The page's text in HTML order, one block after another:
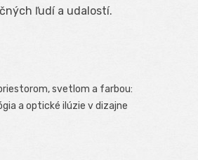
ľudí a udalostí.
svetlom a farbou:
a optické ilúzie v dizajne